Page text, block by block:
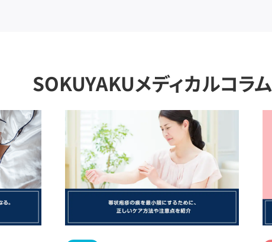
SOKUYAKUメディカルコラム